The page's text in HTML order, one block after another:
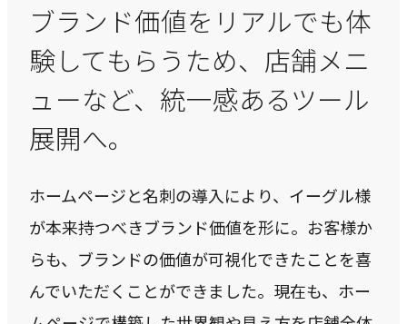
ブランド価値をリアルでも体
験してもらうため、店舗メニ
ューなど、統一感あるツール
展開へ。
ホームページと名刺の導入により、イーグル様
が本来持つべきブランド価値を形に。お客様か
らも、ブランドの価値が可視化できたことを喜
んでいただくことができました。現在も、ホー